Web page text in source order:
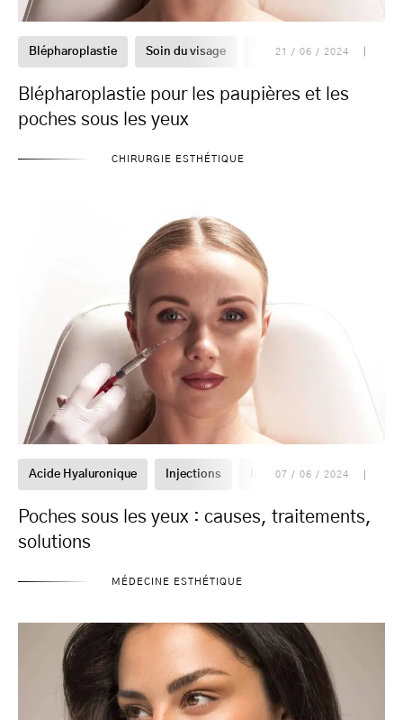
Blépharoplastie Soin du visage Yeux21 / 06 / 2024
Blépharoplastie pour les paupières et les
poches sous les yeux
CHIRURGIE ESTHÉTIQUE
Acide Hyaluronique Injections Injections visage
07 / 06 / 2024
Poches sous les yeux : causes, traitements,
solutions
MÉDECINE ESTHÉTIQUE